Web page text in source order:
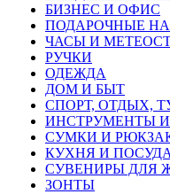
БИЗНЕС И ОФИС
ПОДАРОЧНЫЕ
ЧАСЫ И
РУЧКИ
ОДЕЖДА
ДОМ И БЫТ
СПОРТ, ОТДЫХ,
ИНСТРУМЕНТЫ
СУМКИ И
КУХНЯ И ПОСУДА
СУВЕНИРЫ ДЛЯ
ЗОНТЫ